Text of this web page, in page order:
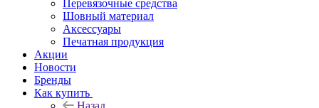
Перевязочные средства
Шовный материал
Аксессуары
Печатная продукция
Акции
Новости
Бренды
Как купить
Назад